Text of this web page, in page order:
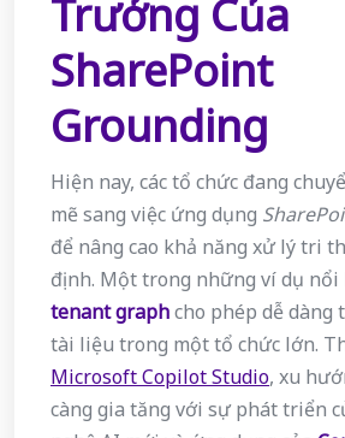
Trưởng Của
SharePoint
Grounding
Hiện nay, các tổ chức đang
mẽ sang việc ứng dụng
để nâng cao khả năng xử lý tri
định. Một trong những ví dụ
tenant graphcho phép dễ dàng
tài liệu trong một tổ chức lớn.
Microsoft Copilot Studio, xu
càng gia tăng với sự phát triển